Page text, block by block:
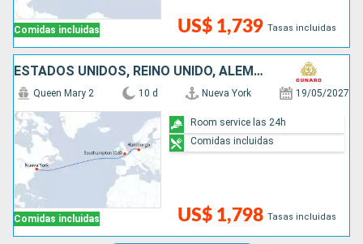
Comidas incluidas US$ 1,739 Tasas incluidas
ESTADOS UNIDOS, REINO UNIDO, ALEMANIA
Comidas incluidas
Queen Mary 2 10 d Nueva York 19/05/2027
US$ 1,798 Tasas incluidas
Room service las 24h
Comidas incluidas